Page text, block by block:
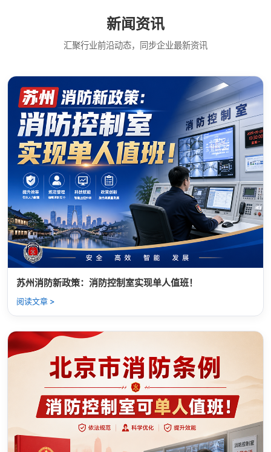
新闻资讯
汇聚行业前沿动态，同步企业最新资讯
苏州消防新政策：消防控制室实现单人值班！
阅读文章 >